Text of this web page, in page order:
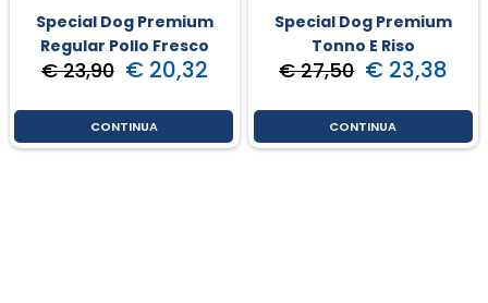
Special Dog Premium
Regular Pollo Fresco
€ 23,90 € 20,32
CONTINUA
Special Dog Premium
Tonno E Riso
€ 27,50 € 23,38
CONTINUA